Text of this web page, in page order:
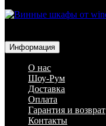
Информация
О нас
Шоу-Рум
Доставка
Оплата
Гарантия и возврат
Контакты